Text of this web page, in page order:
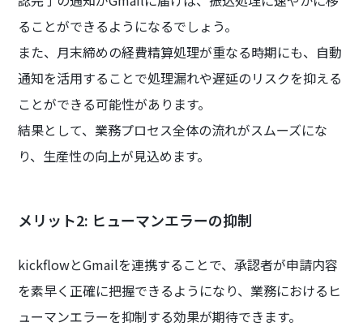
ることができるようになるでしょう。
また、月末締めの経費精算処理が重なる時期にも、自動
通知を活用することで処理漏れや遅延のリスクを抑える
ことができる可能性があります。
結果として、業務プロセス全体の流れがスムーズにな
り、生産性の向上が見込めます。
メリット2: ヒューマンエラーの抑制
kickflowとGmailを連携することで、承認者が申請内容
を素早く正確に把握できるようになり、業務におけるヒ
ューマンエラーを抑制する効果が期待できます。